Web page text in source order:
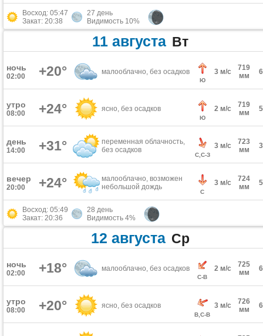
Восход: 05:47
Закат: 20:38
27 день
Видимость 10%
11 августа Вт
ночь
02:00 +20° малооблачно, без осадков
Ю
3 м/с
719
мм
утро
08:00 +24° ясно, без осадков
Ю
2 м/с
719
мм
день
14:00 +31°
переменная облачность,
без осадков
С,С-З
3 м/с
723
мм
вечер
20:00 +24°
малооблачно, возможен
небольшой дождь
С
3 м/с
724
мм
Восход: 05:49
Закат: 20:36
28 день
Видимость 4%
12 августа Ср
ночь
02:00 +18° малооблачно, без осадков
С-В
2 м/с
725
мм
утро
08:00 +20° ясно, без осадков
В,С-В
3 м/с
726
мм